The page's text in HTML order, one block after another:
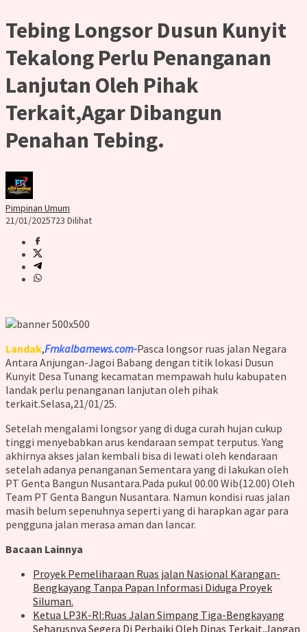
Tebing Longsor Dusun Kunyit
Tekalong Perlu Penanganan
Lanjutan Oleh Pihak
Terkait,Agar Dibangun
Penahan Tebing.
Pimpinan Umum
21/01/2025723 Dilihat
Landak,Frnkalbarnews.com-Pasca longsor ruas jalan Negara
Antara Anjungan-Jagoi Babang dengan titik lokasi Dusun
Kunyit Desa Tunang kecamatan mempawah hulu kabupaten
landak perlu penanganan lanjutan oleh pihak
terkait.Selasa,21/01/25.
Setelah mengalami longsor yang di duga curah hujan cukup
tinggi menyebabkan arus kendaraan sempat terputus. Yang
akhirnya akses jalan kembali bisa di lewati oleh kendaraan
setelah adanya penanganan Sementara yang di lakukan oleh
PT Genta Bangun Nusantara.Pada pukul 00.00 Wib(12.00) Oleh
Team PT Genta Bangun Nusantara. Namun kondisi ruas jalan
masih belum sepenuhnya seperti yang di harapkan agar para
pengguna jalan merasa aman dan lancar.
Bacaan Lainnya
Proyek Pemeliharaan Ruas jalan Nasional Karangan-
Bengkayang Tanpa Papan Informasi Diduga Proyek
Siluman.
Ketua LP3K-RI:Ruas Jalan Simpang Tiga-Bengkayang
Seharusnya Segera Di Perbaiki Oleh Dinas Terkait,Jangan